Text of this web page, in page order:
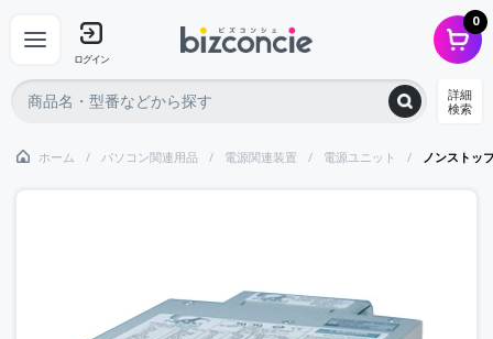
ログイン
0
詳細
検索
ホーム パソコン関連用品 電源関連装置 電源ユニット ノンストッ